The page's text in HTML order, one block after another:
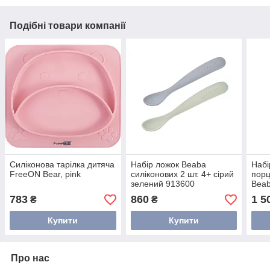
Подібні товари компанії
Силіконова тарілка дитяча
FreeON Bear, pink
783 ₴
Купити
Набір ложок Beaba
силіконових 2 шт. 4+ сірий
зелений 913600
860₴
Купити
1
Про нас